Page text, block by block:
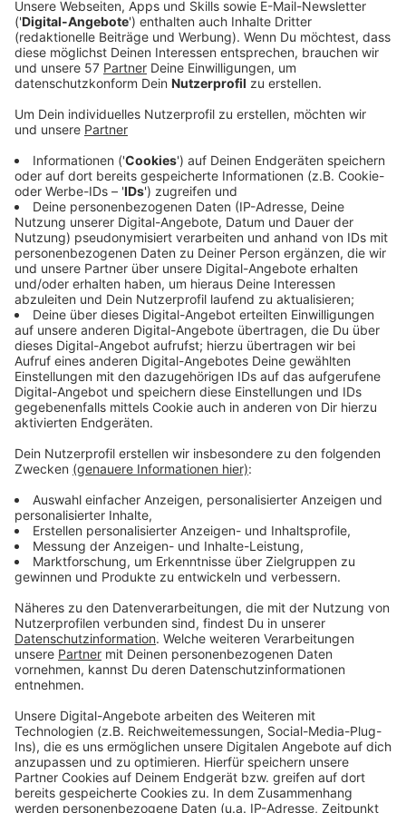
Black, haben am Samstag gegen Schwarz-Weiß Erfurt
mit 3:0 gewonnen.
Zu dem klaren Sieg haben auch die lautstarken Fans
beigetragen, so Aachens Trainer Guillermo Gallardo.
Nach drei Bundesligaspielen haben die Ladies jetzt
dem 3. Platz hinter Stuttgart und Potsdam.
Das nächste Spiel haben die Aachenerinnen am
kommenden Freitag in Niederbayern bei den Roten
Raben Vilsbiburg. Sport1 wird das Spiel live im Free-TV
übertragen.
Anzeige
Remis für Alemannia
Anzeige
Fußball-Regionalligist Alemannia Aachen hat am
Samstag beim
In der 92. Minute haben die Aachener noch den
Ausgleichstreffer zum 1:1-Endergebnis geschafft.
Zum Schluss habe die Mannschaft alles nach vorne
geworfen und das wurde dann endlich belohnt, so
Trainer Patrick Helmes.
Mit insgesamt zehn Punkten steht Alemannia Aachen
jetzt auf Platz 15 der Tabelle. Am kommenden
weiter. Anpfiff ist um 14 Uhr auf dem Tivoli.
Anzeige